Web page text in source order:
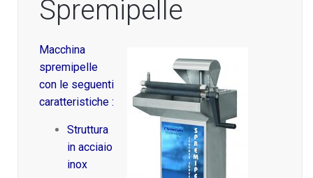
Spremipelle
Macchina
spremipelle
con le seguenti
caratteristiche :
Struttura
in acciaio
inox